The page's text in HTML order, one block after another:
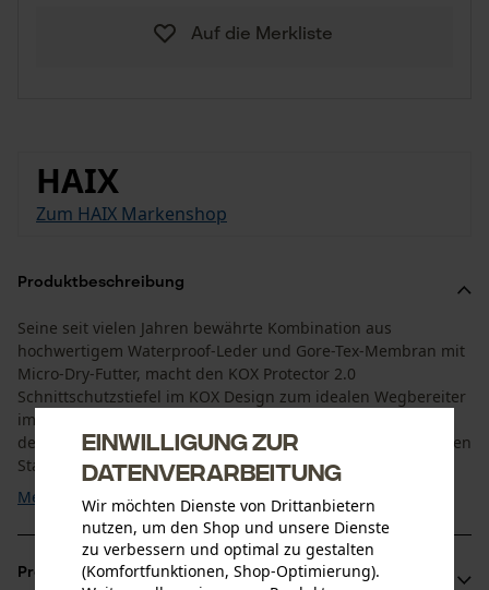
Auf die Merkliste
HAIX
Zum HAIX Markenshop
Produktbeschreibung
Seine seit vielen Jahren bewährte Kombination aus
hochwertigem Waterproof-Leder und Gore-Tex-Membran mit
Micro-Dry-Futter, macht den KOX Protector 2.0
Schnittschutzstiefel im KOX Design zum idealen Wegbereiter
im Forst. Mit seiner rutschsicheren Gummi-PU-Laufsohle,
dem tiefen Bergsohlenprofil und einer anatomisch geformten
Stahlkappe, steht der KOX Protector 2.0 Forststiefel für ...
Mehr anzeigen
Produktvorteile
Einwilligung zur
Datenverarbeitung
Wir möchten Dienste von Drittanbietern
nutzen, um den Shop und unsere Dienste
zu verbessern und optimal zu gestalten
(Komfortfunktionen, Shop-Optimierung).